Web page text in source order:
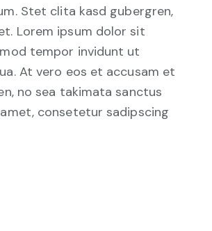
Stet clita kasd gubergren,
Lorem ipsum dolor sit
tempor invidunt ut
At vero eos et accusam et
no sea takimata sanctus
consetetur sadipscing